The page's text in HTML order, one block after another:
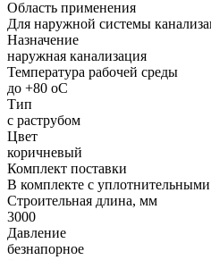
Область применения
Для наружной системы
Назначение
наружная канализация
Температура рабочей среды
до +80 oC
Тип
с раструбом
Цвет
коричневый
Комплект поставки
В комплекте с
Строительная длина, мм
3000
Давление
безнапорное